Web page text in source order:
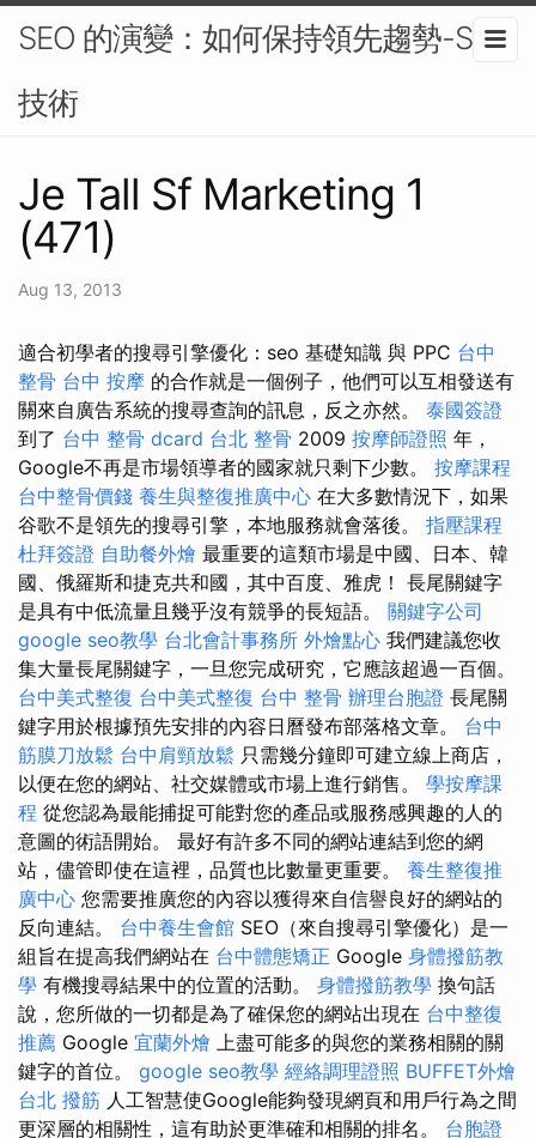
SEO 的演變：如何保持領先趨勢-SEO
技術
Je Tall Sf Marketing 1
(471)
Aug 13, 2013
適合初學者的搜尋引擎優化：seo 基礎知識 與 PPC 台中
整骨 台中 按摩 的合作就是一個例子，他們可以互相發送有
關來自廣告系統的搜尋查詢的訊息，反之亦然。 泰國簽證
到了 台中 整骨 dcard 台北 整骨 2009 按摩師證照 年，
Google不再是市場領導者的國家就只剩下少數。 按摩課程
台中整骨價錢 養生與整復推廣中心 在大多數情況下，如果
谷歌不是領先的搜尋引擎，本地服務就會落後。 指壓課程
杜拜簽證 自助餐外燴 最重要的這類市場是中國、日本、韓
國、俄羅斯和捷克共和國，其中百度、雅虎！ 長尾關鍵字
是具有中低流量且幾乎沒有競爭的長短語。 關鍵字公司
google seo教學 台北會計事務所 外燴點心 我們建議您收
集大量長尾關鍵字，一旦您完成研究，它應該超過一百個。
台中美式整復 台中美式整復 台中 整骨 辦理台胞證 長尾關
鍵字用於根據預先安排的內容日曆發布部落格文章。 台中
筋膜刀放鬆 台中肩頸放鬆 只需幾分鐘即可建立線上商店，
以便在您的網站、社交媒體或市場上進行銷售。 學按摩課
程 從您認為最能捕捉可能對您的產品或服務感興趣的人的
意圖的術語開始。 最好有許多不同的網站連結到您的網
站，儘管即使在這裡，品質也比數量更重要。 養生整復推
廣中心 您需要推廣您的內容以獲得來自信譽良好的網站的
反向連結。 台中養生會館 SEO（來自搜尋引擎優化）是一
組旨在提高我們網站在 台中體態矯正 Google 身體撥筋教
學 有機搜尋結果中的位置的活動。 身體撥筋教學 換句話
說，您所做的一切都是為了確保您的網站出現在 台中整復
推薦 Google 宜蘭外燴 上盡可能多的與您的業務相關的關
鍵字的首位。 google seo教學 經絡調理證照 BUFFET外燴
台北 撥筋 人工智慧使Google能夠發現網頁和用戶行為之間
更深層的相關性，這有助於更準確和相關的排名。 台胞證